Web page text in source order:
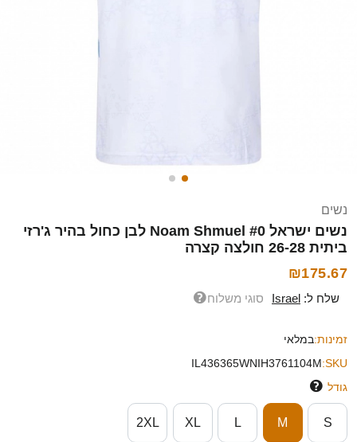
נשים
נשים ישראל Noam Shmuel #0 לבן כחול בהיר ג'רזי
ביתית 26-28 חולצה קצרה
₪175.67
שלח ל: Israel סוגי משלוח
זמינות:במלאי
SKU:
IL436365WNIH3761104M
גודל
S
M
L
XL
2XL